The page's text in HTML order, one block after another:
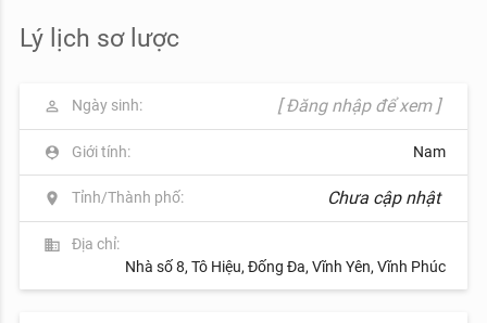
Lý lịch sơ lược
perm_identity Ngày sinh: [ Đăng nhập để xem ]
person_pin Giới tính: Nam
location_on Tỉnh/Thành phố: Chưa cập nhật
business
Địa chỉ:
Nhà số 8, Tô Hiệu, Đống Đa, Vĩnh Yên, Vĩnh Phúc